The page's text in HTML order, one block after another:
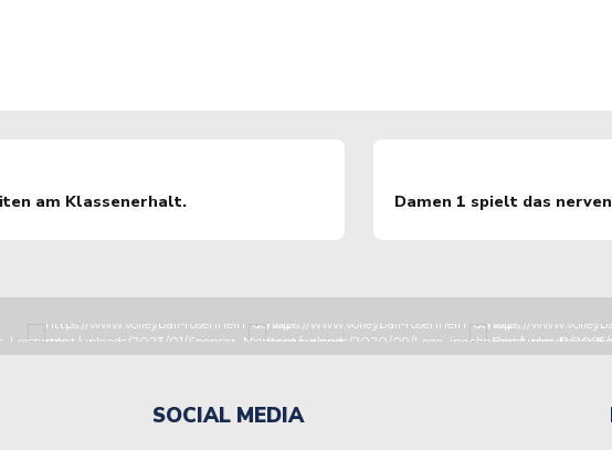
am Klassenerhalt. Damen 1 spielt das
SOCIAL MEDIA